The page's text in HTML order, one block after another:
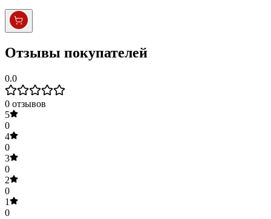
Отзывы покупателей
0.0
0 отзывов
5
0
4
0
3
0
2
0
1
0